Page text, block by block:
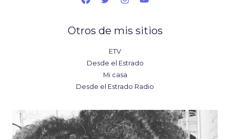
Otros de mis sitios
ETV
Desde el Estrado
Mi casa
Desde el Estrado Radio